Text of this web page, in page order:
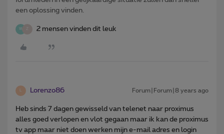
een oplossing vinden.
W 2 mensen vinden dit leuk
L Lorenzo86 Forum|Forum|8 years ago
Heb sinds 7 dagen gewisseld van telenet naar proximus
alles goed verlopen en vlot gegaan maar ik kan de proximus
tv app maar niet doen werken mijn e-mail adres en login